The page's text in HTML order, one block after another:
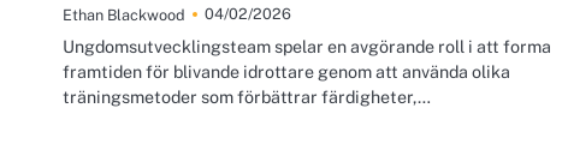
Ethan Blackwood 04/02/2026
Ungdomsutvecklingsteam spelar en avgörande roll i att forma
framtiden för blivande idrottare genom att använda olika
träningsmetoder som förbättrar färdigheter,…